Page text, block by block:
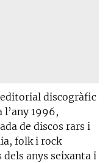
discogràfic
1996,
de discos rars i
folk i rock
anys seixanta i